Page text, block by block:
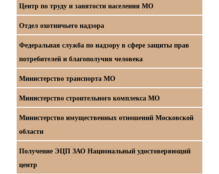
Центр по труду и занятости населения МО
Отдел охотничьего надзора
Федеральная служба по надзору в сфере защиты прав
потребителей и благополучия человека
Министерство транспорта МО
Министерство строительного комплекса МО
Министерство имущественных отношений Московской
области
Получение ЭЦП ЗАО Национальный удостоверяющий
центр